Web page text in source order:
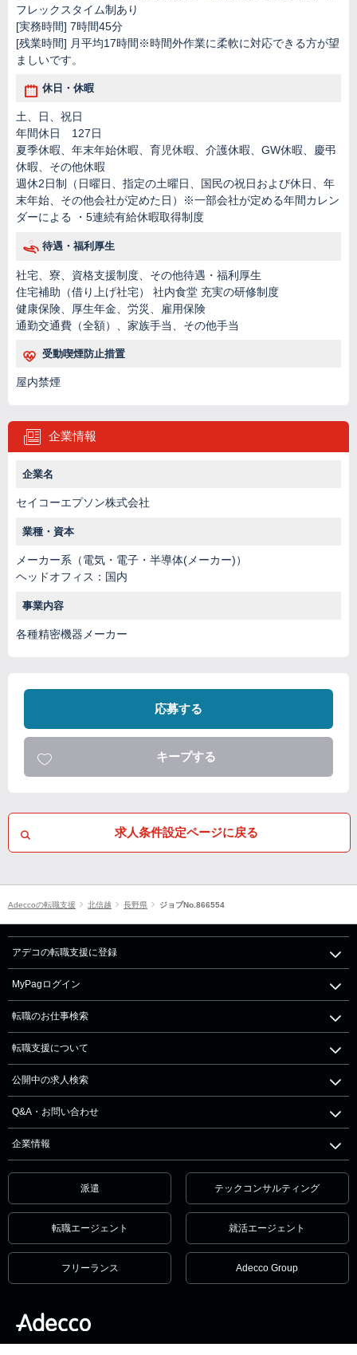
フレックスタイム制あり
[実務時間] 7時間45分
[残業時間] 月平均17時間※時間外作業に柔軟に対応できる方が望
ましいです。
休日・休暇
土、日、祝日
年間休日 127日
夏季休暇、年末年始休暇、育児休暇、介護休暇、GW休暇、慶弔
休暇、その他休暇
週休2日制（日曜日、指定の土曜日、国民の祝日および休日、年
末年始、その他会社が定めた日）※一部会社が定める年間カレン
ダーによる ・5連続有給休暇取得制度
待遇・福利厚生
社宅、寮、資格支援制度、その他待遇・福利厚生
住宅補助（借り上げ社宅） 社内食堂 充実の研修制度
健康保険、厚生年金、労災、雇用保険
通勤交通費（全額）、家族手当、その他手当
受動喫煙防止措置
屋内禁煙
企業情報
企業名
セイコーエプソン株式会社
業種・資本
メーカー系（電気・電子・半導体(メーカー)）
ヘッドオフィス：国内
事業内容
各種精密機器メーカー
応募する
キープする
求人条件設定ページに戻る
Adeccoの転職支援 北信越 長野県 ジョブNo.866554
アデコの転職支援に登録
MyPagログイン
転職のお仕事検索
転職支援について
公開中の求人検索
Q&A・お問い合わせ
企業情報
派遣 テックコンサルティング
転職エージェント 就活エージェント
フリーランス Adecco Group